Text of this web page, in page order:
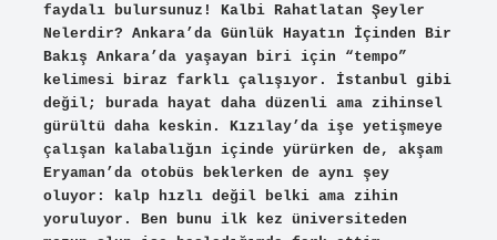
faydalı bulursunuz! Kalbi Rahatlatan Şeyler
Nelerdir? Ankara’da Günlük Hayatın İçinden Bir
Bakış Ankara’da yaşayan biri için “tempo”
kelimesi biraz farklı çalışıyor. İstanbul gibi
değil; burada hayat daha düzenli ama zihinsel
gürültü daha keskin. Kızılay’da işe yetişmeye
çalışan kalabalığın içinde yürürken de, akşam
Eryaman’da otobüs beklerken de aynı şey
oluyor: kalp hızlı değil belki ama zihin
yoruluyor. Ben bunu ilk kez üniversiteden